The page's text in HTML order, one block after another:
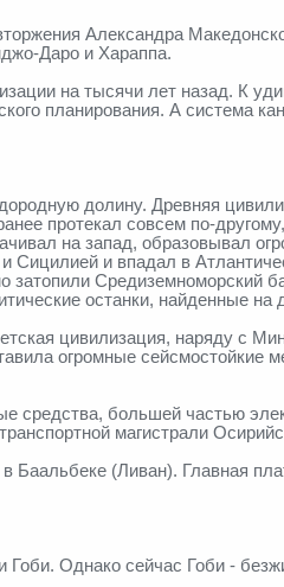
Александра
Даро и Хараппа.
на тысячи лет назад. К
планирования. А система
долину. Древняя
протекал совсем по-
на запад, образовывал
Сицилией и впадал в
затопили Средиземноморский
останки, найденные на
цивилизация, наряду с
огромные сейсмостойкие
средства, большей частью
магистрали
Баальбеке (Ливан). Главная
Гоби. Однако сейчас Гоби -